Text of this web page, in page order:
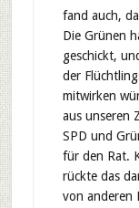
fand auch,
Die Grünen
geschickt,
der
mitwirken
aus unseren
SPD und
für den Rat.
rückte das
von anderen